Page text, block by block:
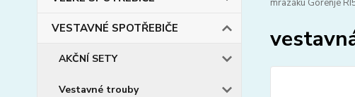
VESTAVNÉ SPOTŘEBIČE
AKČNÍ SETY
Vestavné trouby
mrazáku Gorenje